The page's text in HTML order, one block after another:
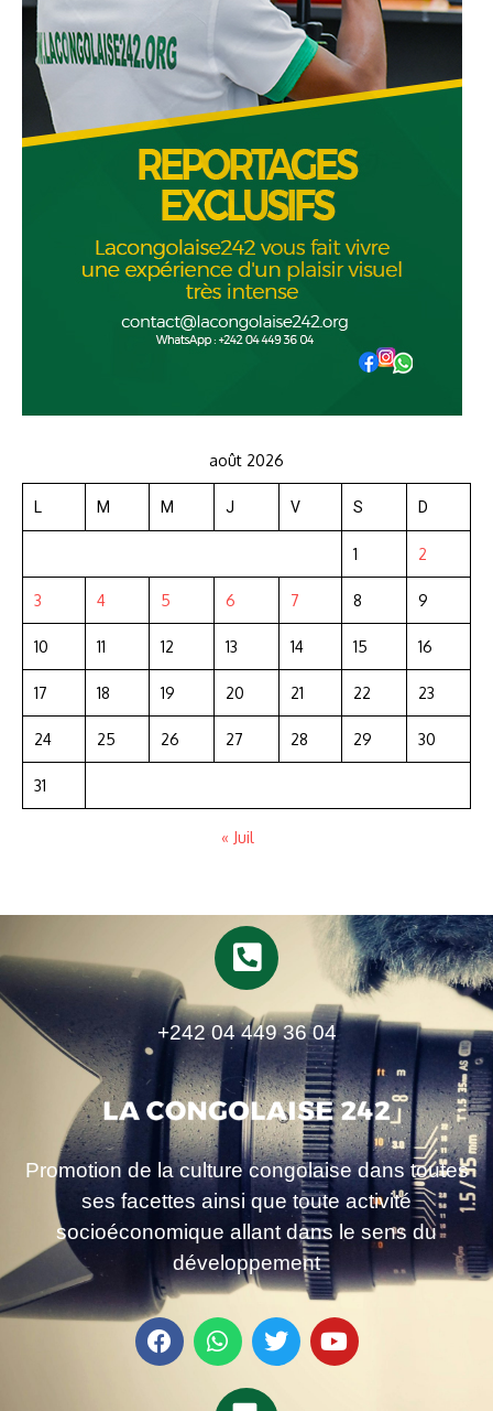
août 2026
L M M J V S D
1 2
3 4 5 6 7 8 9
10 11 12 13 14 15 16
17 18 19 20 21 22 23
24 25 26 27 28 29 30
31
« Juil
+242 04 449 36 04
Promotion de la culture congolaise dans toutes
ses facettes ainsi que toute activité
socioéconomique allant dans le sens du
développement